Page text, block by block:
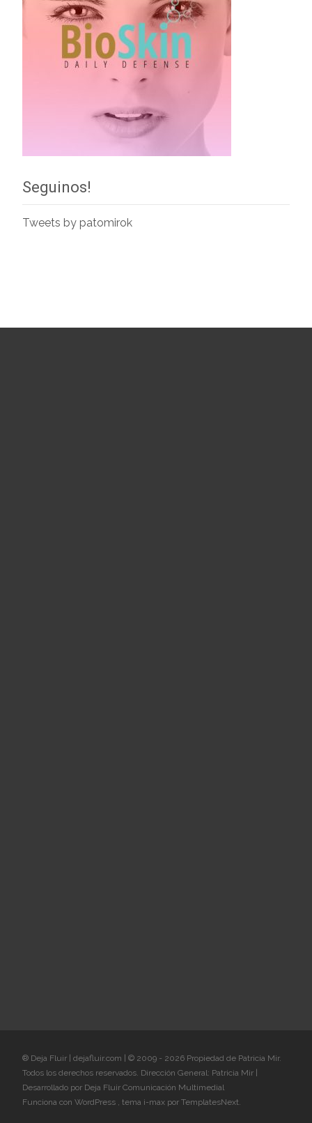
Seguinos!
Tweets by patomirok
® Deja Fluir | dejafluir.com | © 2009 - 2026 Propiedad de Patricia Mir.
Todos los derechos reservados. Dirección General: Patricia Mir |
Desarrollado por Deja Fluir Comunicación Multimedial
Funciona con WordPress
, tema i-max por TemplatesNext.